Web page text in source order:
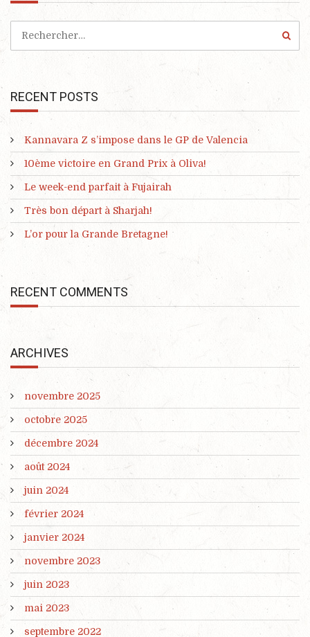
RECENT POSTS
Kannavara Z s’impose dans le GP de Valencia
10ème victoire en Grand Prix à Oliva!
Le week-end parfait à Fujairah
Très bon départ à Sharjah!
L’or pour la Grande Bretagne!
RECENT COMMENTS
ARCHIVES
novembre 2025
octobre 2025
décembre 2024
août 2024
juin 2024
février 2024
janvier 2024
novembre 2023
juin 2023
mai 2023
septembre 2022